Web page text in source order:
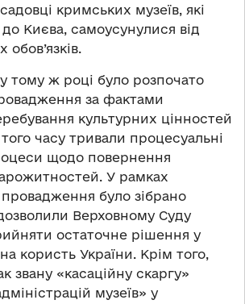
кримських музеїв, які
до Києва, самоусунулися від
обов’язків.
у тому ж році було розпочато
за фактами
культурних цінностей
часу тривали процесуальні
щодо повернення
У рамках
було зібрано
Верховному Суду
остаточне рішення у
користь України. Крім того,
звану «касаційну скаргу»
музеїв» у